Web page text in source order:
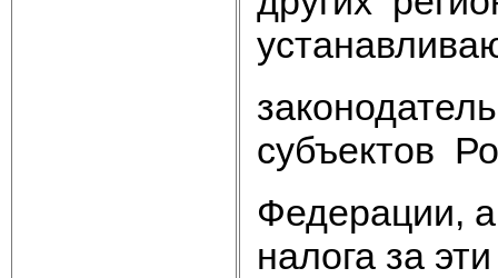
субъектов
Федерации,
налога за